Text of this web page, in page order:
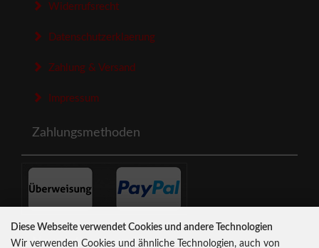
Widerrufsrecht
Datenschutzerklaerung
Zahlung & Versand
Impressum
Zahlungsmethoden
Newsletter-Anmeldung
Diese Webseite verwendet Cookies und andere Technologien
Wir verwenden Cookies und ähnliche Technologien, auch von